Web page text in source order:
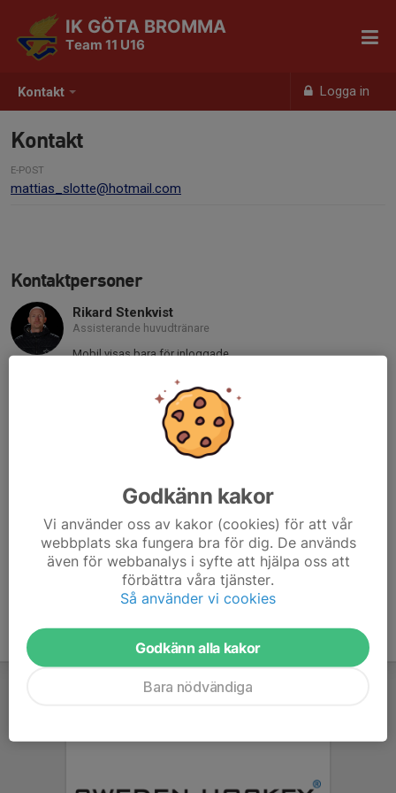
Kontakt Logga in
IK GÖTA BROMMA
Team 11 U16
Kontakt
E-POST
mattias_slotte@hotmail.com
Kontaktpersoner
Rikard Stenkvist
Assisterande huvudtränare
Mobil visas bara för inloggade
Helena Behring
Mobil visas bara för inloggade
Mattias Slotte
Lagledare
Mobil visas bara för inloggade
E-post visas bara för inloggade
Godkänn kakor
Vi använder oss av kakor (cookies) för att vår
webbplats ska fungera bra för dig. De används
även för webbanalys i syfte att hjälpa oss att
förbättra våra tjänster.
Så använder vi cookies
Godkänn alla kakor
Bara nödvändiga